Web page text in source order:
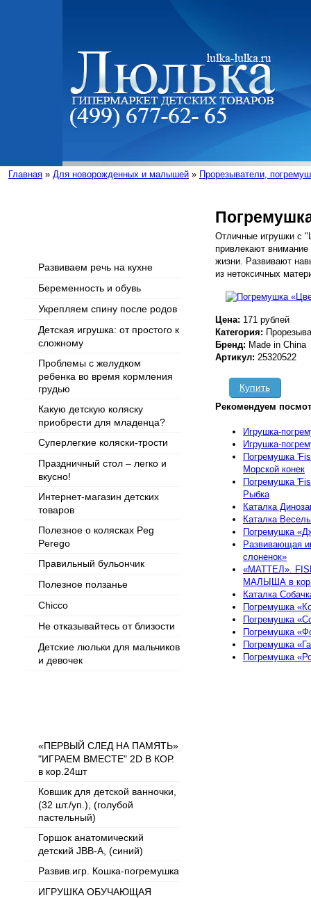
Главная » Для новорожденных и малышей » Прорезыватели,
Развиваем речь на кухне
Беременность и обувь
Укрепляем спину после родов
Детская игрушка: от простого к
сложному
Проблемы с желудком
ребенка во время кормления
грудью
Какую детскую коляску
приобрести для младенца?
Суперлегкие коляски-трости
Праздничный стол – легко и
вкусно!
Интернет-магазин детских
товаров
Полезное о колясках Peg
Perego
Правильный бульончик
Полезное ползанье
Chicco
Не отказывайтесь от близости
Детские люльки для мальчиков
и девочек
«ПЕРВЫЙ СЛЕД НА ПАМЯТЬ»
"ИГРАЕМ ВМЕСТЕ" 2D В КОР.
в кор.24шт
Ковшик для детской ванночки,
(32 шт./уп.), (голубой
пастельный)
Горшок анатомический
детский JBB-A, (синий)
Развив.игр. Кошка-погремушка
ИГРУШКА ОБУЧАЮЩАЯ
Отличные игрушки с
привлекают
жизни. Развивают
из нетоксичных
Цена: 171 рублей
Категория:
Бренд: Made in China
Артикул: 25320522
Купить
Рекомендуем
Игрушка-
Игрушка-
Погремушка
Морской конек
Погремушка
Рыбка
Каталка
Каталка
Погремушка
Развивающая
слоненок»
«МАТТЕЛ».
МАЛЫША в
Каталка
Погремушка
Погремушка
Погремушка
Погремушка
Погремушка